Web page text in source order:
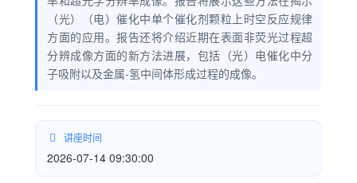
（光）（电）催化中单个催化剂颗粒上时空反应规律
方面的应用。报告还将介绍近期在表面非荧光过程超
分辨成像方面的新方法进展，包括（光）电催化中分
子吸附以及金属-氢中间体形成过程的成像。
讲座时间
2026-07-14 09:30:00